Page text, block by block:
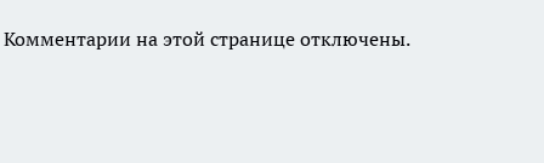
Комментарии на этой странице отключены.